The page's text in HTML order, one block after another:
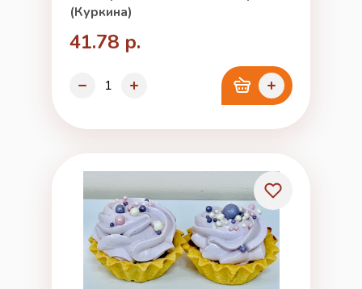
(Куркина)
41.78 р.